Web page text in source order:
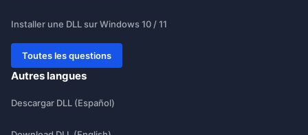
Installer une DLL sur Windows 10 / 11
Toutes les questions
Autres langues
Descargar DLL (Español)